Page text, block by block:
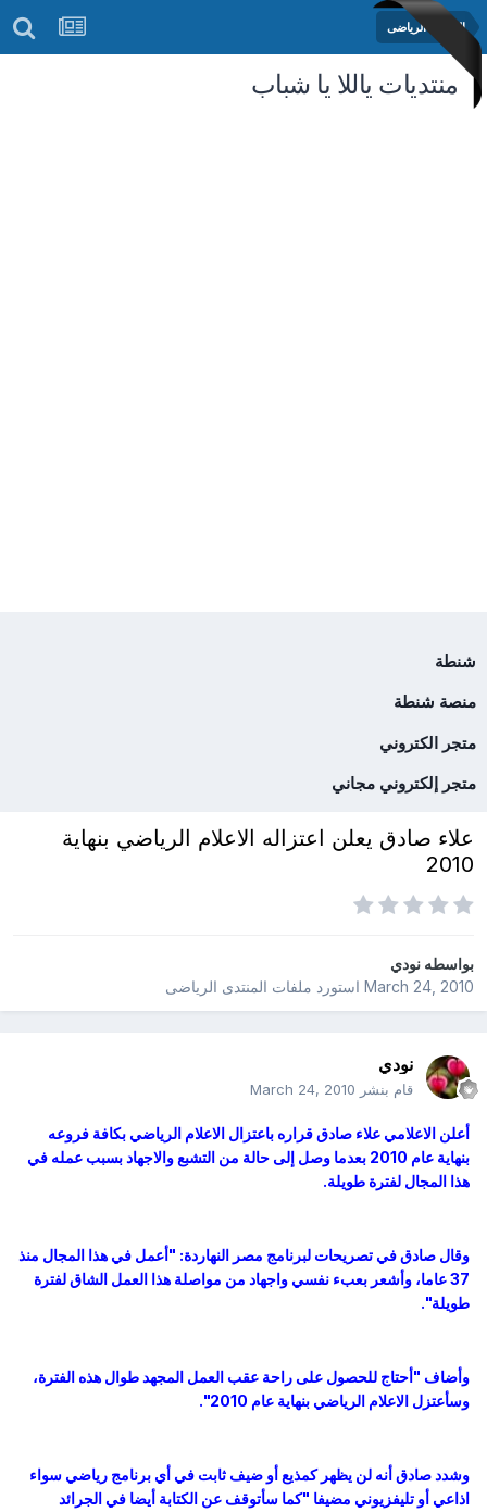
المنتدى الرياضى
منتديات ياللا يا شباب
شنطة
منصة شنطة
متجر الكتروني
متجر إلكتروني مجاني
علاء صادق يعلن اعتزاله الاعلام الرياضي بنهاية
2010
بواسطهنودي
March 24, 2010استورد ملفات المنتدى الرياضى
نودي
قام بنشر March 24, 2010
أعلن الاعلامي علاء صادق قراره باعتزال الاعلام الرياضي بكافة فروعه
بنهاية عام 2010 بعدما وصل إلى حالة من التشبع والاجهاد بسبب عمله في
هذا المجال لفترة طويلة.
وقال صادق في تصريحات لبرنامج مصر النهاردة: "أعمل في هذا المجال منذ
37 عاما، وأشعر بعبء نفسي واجهاد من مواصلة هذا العمل الشاق لفترة
طويلة".
وأضاف "أحتاج للحصول على راحة عقب العمل المجهد طوال هذه الفترة،
وسأعتزل الاعلام الرياضي بنهاية عام 2010".
وشدد صادق أنه لن يظهر كمذيع أو ضيف ثابت في أي برنامج رياضي سواء
اذاعي أو تليفزيوني مضيفا "كما سأتوقف عن الكتابة أيضا في الجرائد